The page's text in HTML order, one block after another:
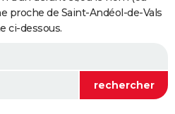
proche de Saint-Andéol-de-Vals
ci-dessous.